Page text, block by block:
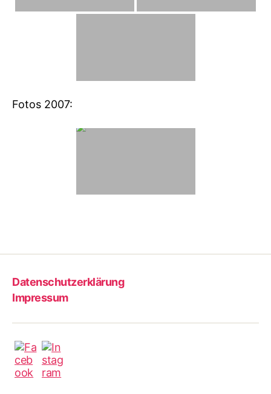
Fotos 2007:
Datenschutzerklärung
Impressum